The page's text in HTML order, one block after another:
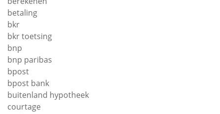
betaling
bkr
bkr toetsing
bnp
bnp paribas
bpost
bpost bank
buitenland hypotheek
courtage